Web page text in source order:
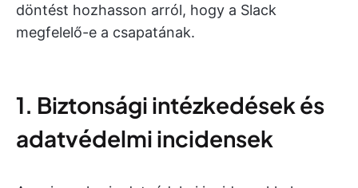
döntést hozhasson arról, hogy a Slack
megfelelő-e a csapatának.
1. Biztonsági intézkedések és
adatvédelmi incidensek